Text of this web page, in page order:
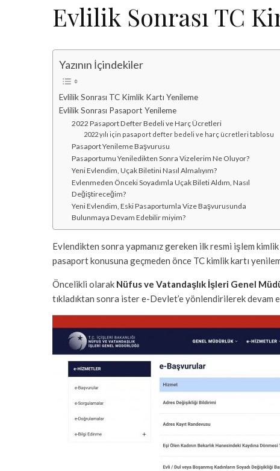
Evlilik Sonrası TC
Yazının İçindekiler
Evlilik Sonrası TC Kimlik Kartı Yenileme
Evlilik Sonrası Pasaport Yenileme
2022 Pasaport Defter Bedeli ve Harç Ücretleri
2022 yılı için pasaport defter bedeli ve harç ücretleri tablosu
Pasaport Yenileme Başvurusu
Pasaportumu Yeniledikten Sonra Vizelerim Ne Oluyor?
Yeni Evlendim, Uçak Biletini Nasıl Almalıyım?
Evlenmeden Önceki Soyadımla Uçak Bileti Aldım, Nasıl
Değiştireceğim?
Yeni Evlendim, Eski Pasaportumla Vize Başvurusunda
Bulunmaya Devam Edebilir miyim?
Evlendikten sonra yapmanız gereken ilk resmi işlem kimlik
pasaport konusuna geçmeden önce TC kimlik kartı
Öncelikli olarak Nüfus ve Vatandaşlık İşleri Genel
tıkladıktan sonra ister e-Devlet’e yönlendirilerek